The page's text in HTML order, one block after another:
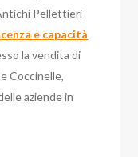
Pellettieri
e capacità
la vendita di
Coccinelle,
aziende in